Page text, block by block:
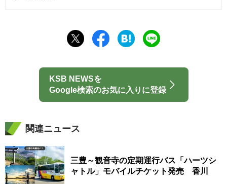
KSB NEWSを
Google検索のお気に入りに登録
関連ニュース
三豊～観音寺の定期運行バス「ハーツシ
ャトル」モバイルチケット発売 香川